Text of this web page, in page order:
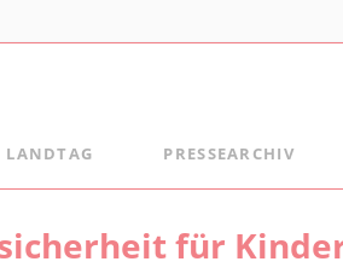
LANDTAG PRESSEARCHIV
für